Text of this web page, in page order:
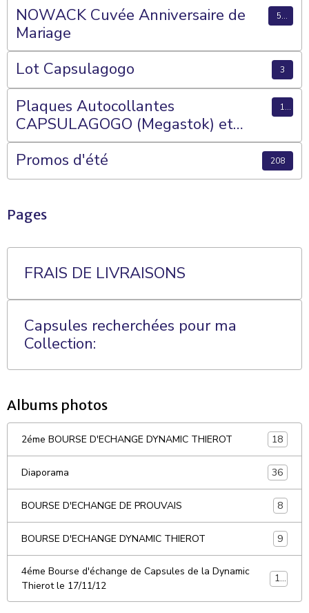
NOWACK Cuvée Anniversaire de
Mariage
56
Lot Capsulagogo 3
Plaques Autocollantes
CAPSULAGOGO (Megastok) et
Plateaux 70 Cases
15
Promos d'été 208
Pages
FRAIS DE LIVRAISONS
Capsules recherchées pour ma
Collection:
Albums photos
2éme BOURSE D'ECHANGE DYNAMIC THIEROT 18
Diaporama 36
BOURSE D'ECHANGE DE PROUVAIS 8
BOURSE D'ECHANGE DYNAMIC THIEROT 9
4éme Bourse d'échange de Capsules de la Dynamic
Thierot le 17/11/12
10